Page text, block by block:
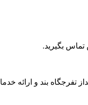
تماس بگیرید.
تفرجگاه بند و ارائه